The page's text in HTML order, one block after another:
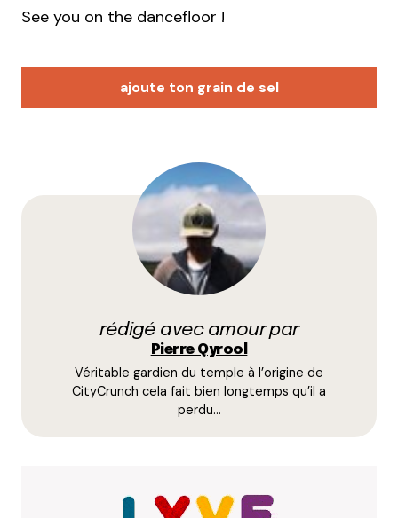
See you on the dancefloor !
ajoute ton grain de sel
Votre adresse e-mail ne sera pas publiée.
champs obligatoires sont indiqués avec
E-mail*
Prévenez-moi de tous les nouveaux commentaires
rédigé avec amour par
Pierre Qyrool
Véritable gardien du temple à l’origine de
CityCrunch cela fait bien longtemps qu’il a
perdu…